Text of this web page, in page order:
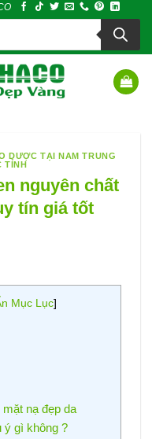
DƯỢC TẠI NAM TRUNG
TỈNH
nguyên chất
tín giá tốt
Mục Lục]
nạ đẹp da
ý gì không ?